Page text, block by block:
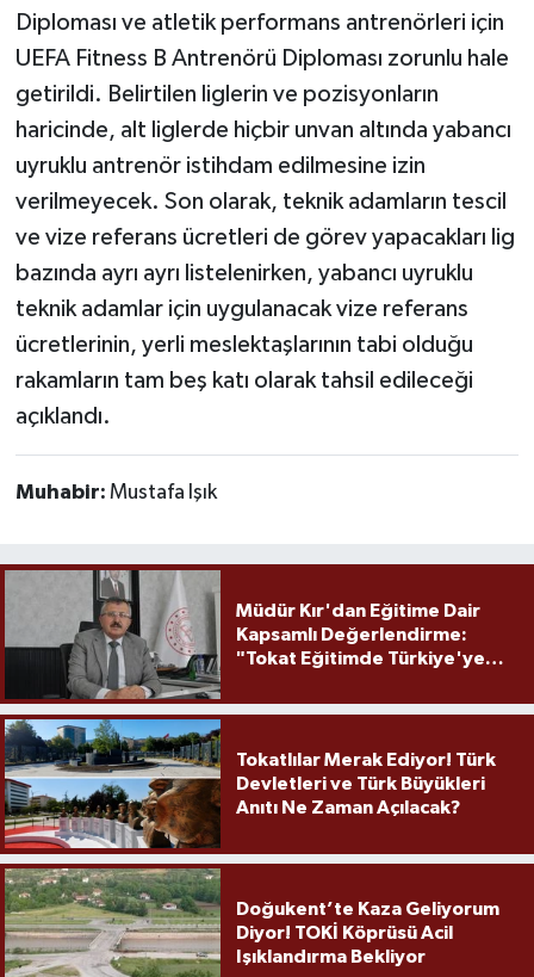
Diploması ve atletik performans antrenörleri için
UEFA Fitness B Antrenörü Diploması zorunlu hale
getirildi. Belirtilen liglerin ve pozisyonların
haricinde, alt liglerde hiçbir unvan altında yabancı
uyruklu antrenör istihdam edilmesine izin
verilmeyecek. Son olarak, teknik adamların tescil
ve vize referans ücretleri de görev yapacakları lig
bazında ayrı ayrı listelenirken, yabancı uyruklu
teknik adamlar için uygulanacak vize referans
ücretlerinin, yerli meslektaşlarının tabi olduğu
rakamların tam beş katı olarak tahsil edileceği
açıklandı.
Muhabir: Mustafa Işık
Müdür Kır'dan Eğitime Dair
Kapsamlı Değerlendirme:
"Tokat Eğitimde Türkiye'ye
Tokatlılar Merak Ediyor! Türk
Devletleri ve Türk Büyükleri
Anıtı Ne Zaman Açılacak?
Doğukent’te Kaza Geliyorum
Diyor! TOKİ Köprüsü Acil
Işıklandırma Bekliyor